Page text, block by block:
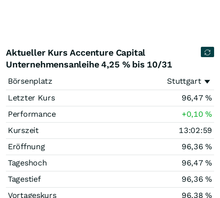
Aktueller Kurs Accenture Capital
Unternehmensanleihe 4,25 % bis 10/31
Börsenplatz
Stuttgart
Letzter Kurs
96,47 %
Performance
+0,10%
Kurszeit
13:02:59
Eröffnung
96,36 %
Tageshoch
96,47 %
Tagestief
96,36 %
Vortageskurs
96,38%